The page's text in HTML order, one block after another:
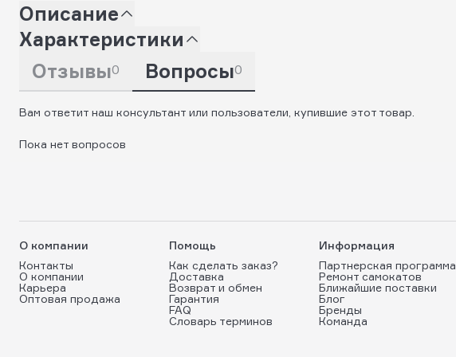
Описание
Характеристики
Отзывы0 Вопросы0
Вам ответит наш консультант или пользователи, купившие этот товар.
Пока нет вопросов
О компании
Контакты
О компании
Карьера
Оптовая продажа
Помощь
Как сделать заказ?
Доставка
Возврат и обмен
Гарантия
FAQ
Словарь терминов
Информация
Партнерская программа
Ремонт самокатов
Ближайшие поставки
Блог
Бренды
Команда